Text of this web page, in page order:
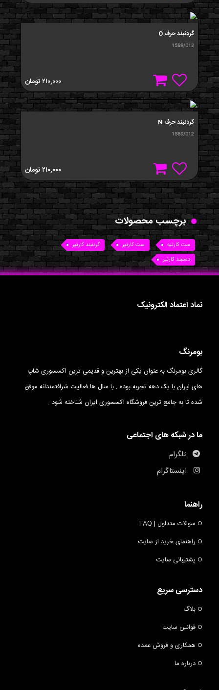
گردنبند حرف O
1589/013
۲۱۰,۰۰۰تومان
گردنبند حرف N
1589/012
۲۱۰,۰۰۰تومان
برچسب محصولات
ست کارتیه ست کارتیر
گردنبند کارتیر
دستبند کارتیر
نماد اعتماد الکترونیک
بومرنگ
گالری بومرنگ به عنوان یکی از بهترین و قدیمی ترین اکسسوری شاپ
های ایران با یک دهه تجربه بوده . با سال ها فعالیت شرافتمندانه موفق
شده تا به جامع ترین فروشگاه اکسسوری ایران شناخته شود .
ما در شبکه های اجتماعی
تلگرام
اینستاگرام
راهنما
سوالات متداول | FAQ
راهنمای خرید از سایت
پشتیبانی سایت
دسترسی سریع
بلاگ
قوانین سایت
همکاری و فروش عمده
درباره ما